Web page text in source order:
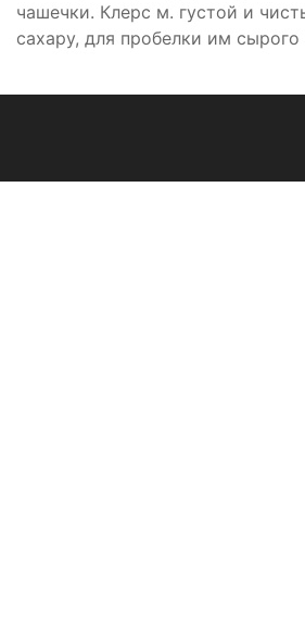
чашечки. Клерс м. густой и
сахару, для пробелки им